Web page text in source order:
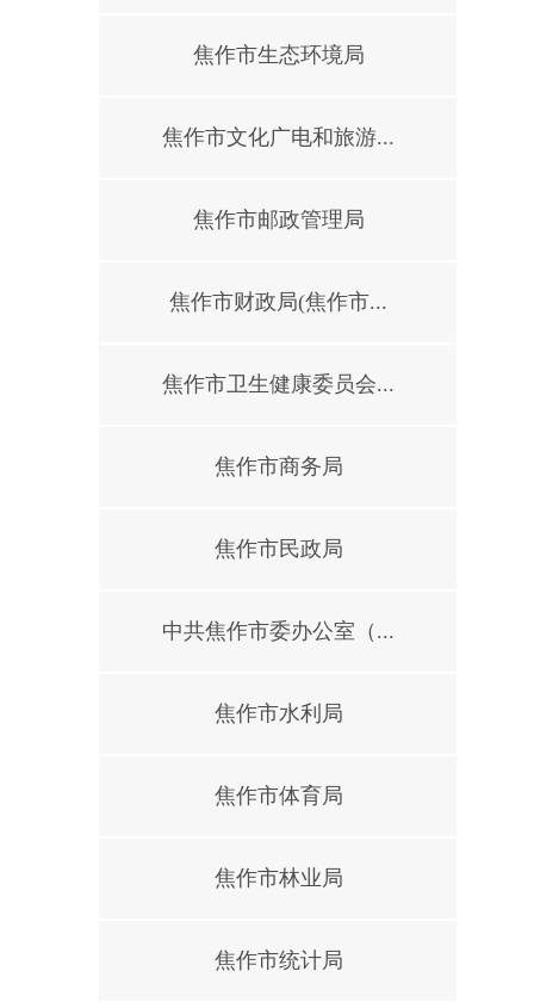
焦作市生态环境局
焦作市文化广电和旅游...
焦作市邮政管理局
焦作市财政局(焦作市...
焦作市卫生健康委员会...
焦作市商务局
焦作市民政局
中共焦作市委办公室（...
焦作市水利局
焦作市体育局
焦作市林业局
焦作市统计局